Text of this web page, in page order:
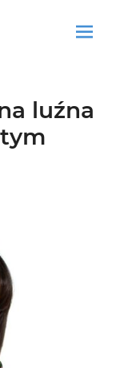
luźna